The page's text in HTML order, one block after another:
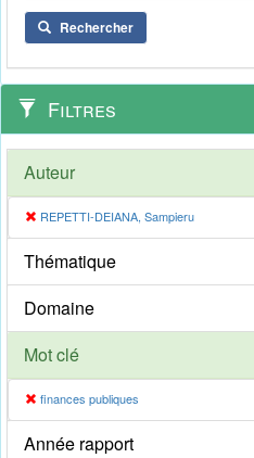
Rechercher
Filtres
Auteur
REPETTI-DEIANA, Sampieru
Thématique
Domaine
Mot clé
finances publiques
Année rapport